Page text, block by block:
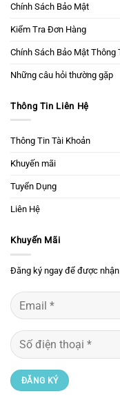
Chính Sách Bảo Mật
Kiểm Tra Đơn Hàng
Chính Sách Bảo Mật Thông
Những câu hỏi thường gặp
Thông Tin Liên Hệ
Thông Tin Tài Khoản
Khuyến mãi
Tuyển Dụng
Liên Hệ
Khuyến Mãi
Đăng ký ngay để được